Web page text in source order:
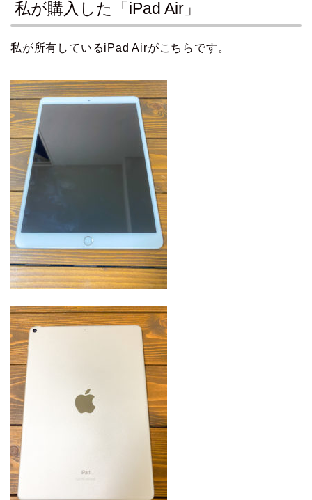
私が購入した「iPad Air」
私が所有しているiPad Airがこちらです。